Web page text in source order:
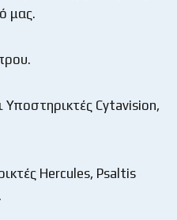
μας.
Υποστηρικτές Cytavision,
Hercules, Psaltis